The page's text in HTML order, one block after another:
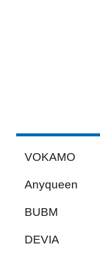
VOKAMO
Anyqueen
BUBM
DEVIA